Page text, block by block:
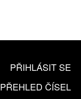
PŘIHLÁSIT SE
PŘEHLED ČÍSEL